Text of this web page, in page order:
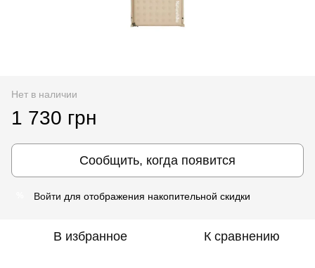
Нет в наличии
1 730 грн
Сообщить, когда появится
Войти для отображения накопительной скидки
В избранное К сравнению